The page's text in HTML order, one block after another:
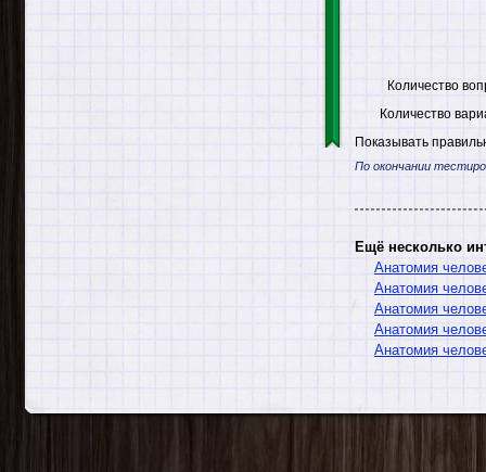
Количество
Количество
Показывать
По окончании
Ещё несколько
Анатомия
Анатомия
Анатомия
Анатомия
Анатомия